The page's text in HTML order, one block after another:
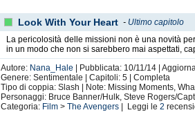
Look With Your Heart - Ultimo capitolo
La pericolosità delle missioni non è una novità
in un modo che non si sarebbero mai aspettati,
Autore: Nana_Hale
| Pubblicata: 10/11/14 |
Genere: Sentimentale | Capitoli: 5 | Completa
Tipo di coppia: Slash | Note: Missing Moments,
Personaggi: Bruce Banner/Hulk, Steve Rogers/
Categoria: Film >The Avengers | Leggi le2